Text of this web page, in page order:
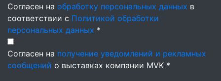
Согласен на обработку персональных данных в
соответствии с Политикой обработки
персональных данных *
Согласен на получение уведомлений и рекламных
сообщений о выставках компании MVK *